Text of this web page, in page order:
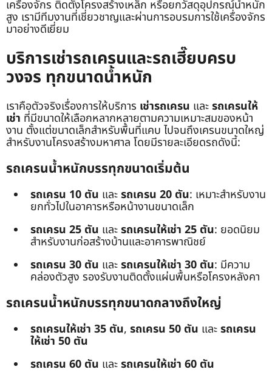
เครื่องจักร ติดตั้งโครงสร้างเหล็ก หรือยกวัสดุอุปกรณ์น้ำหนัก
สูง เรามีทีมงานที่เชี่ยวชาญและผ่านการอบรมการใช้เครื่องจักร
มาอย่างดีเยี่ยม
บริการเช่ารถเครนและรถเฮี๊ยบครบ
วงจร ทุกขนาดน้ำหนัก
เราคือตัวจริงเรื่องการให้บริการ เช่ารถเครน และรถเครนให้
เช่า ที่มีขนาดให้เลือกหลากหลายตามความเหมาะสมของหน้า
งาน ตั้งแต่ขนาดเล็กสำหรับพื้นที่แคบ ไปจนถึงเครนขนาดใหญ่
สำหรับงานโครงสร้างมหาศาล โดยมีรายละเอียดรถดังนี้:
รถเครนน้ำหนักบรรทุกขนาดเริ่มต้น
รถเครน 10 ตัน และรถเครน 20 ตัน: เหมาะสำหรับงาน
ยกทั่วไปในอาคารหรือหน้างานขนาดเล็ก
รถเครน 25 ตัน และรถเครนให้เช่า 25 ตัน: ยอดนิยม
สำหรับงานก่อสร้างบ้านและอาคารพาณิชย์
รถเครน 30 ตัน และรถเครนให้เช่า 30 ตัน: มีความ
คล่องตัวสูง รองรับงานติดตั้งแผ่นพื้นหรือโครงหลังคา
รถเครนน้ำหนักบรรทุกขนาดกลางถึงใหญ่
รถเครนให้เช่า 35 ตัน, รถเครน 50 ตัน และรถเครน
ให้เช่า 50 ตัน
รถเครน 60 ตัน และรถเครนให้เช่า 60 ตัน